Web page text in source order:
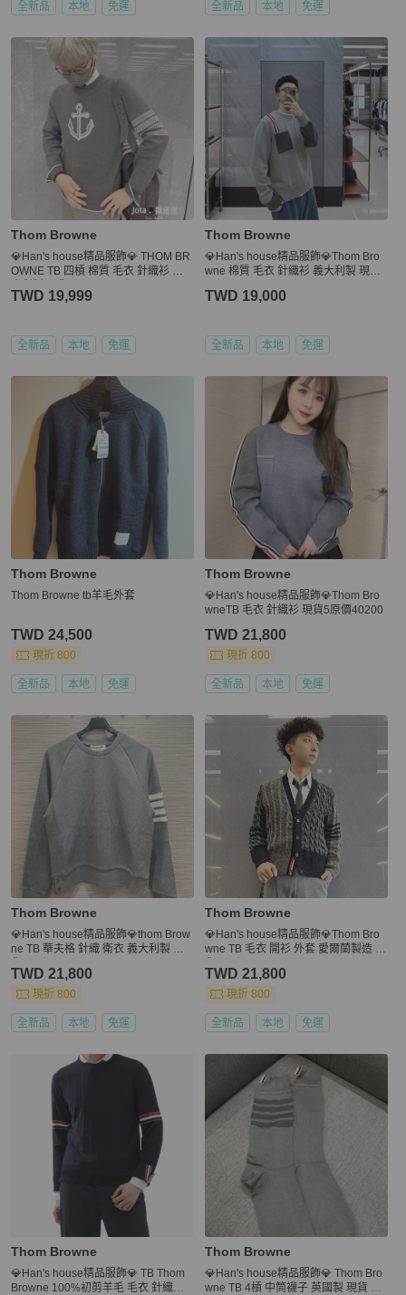
全新品 本地 免運 全新品 本地 免運
Thom Browne
💎Han's house精品服飾💎 THOM BR
OWNE TB 四槓 棉質 毛衣 針織衫 義
TWD 19,999
全新品 本地 免運
Thom Browne
💎Han's house精品服飾💎Thom Bro
wne 棉質 毛衣 針織衫 義大利製 現貨4
TWD 19,000
全新品 本地 免運
Thom Browne
Thom Browne tb羊毛外套
TWD 24,500
現折 800
全新品 本地 免運
Thom Browne
💎Han's house精品服飾💎Thom Bro
wneTB 毛衣 針織衫 現貨5原價40200
TWD 21,800
現折 800
全新品 本地 免運
Thom Browne
💎Han's house精品服飾💎thom Brow
ne TB 華夫格 針織 衛衣 義大利製 現
TWD 21,800
現折 800
全新品 本地 免運
Thom Browne
💎Han's house精品服飾💎Thom Bro
wne TB 毛衣 開衫 外套 愛爾蘭製造 現
TWD 21,800
現折 800
全新品 本地 免運
Thom Browne
💎Han's house精品服飾💎 TB Thom
Browne 100%初剪羊毛 毛衣 針織衫
Thom Browne
💎Han's house精品服飾💎 Thom Bro
wne TB 4槓 中筒襪子 英國製 現貨 原